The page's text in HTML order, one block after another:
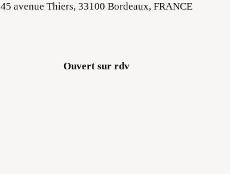
45 avenue Thiers, 33100 Bordeaux, FRANCE
Ouvert sur rdv